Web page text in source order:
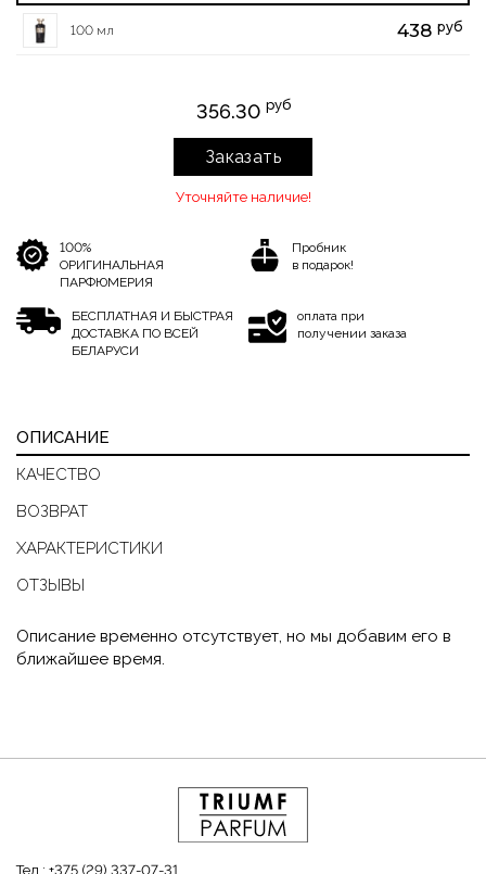
100 мл 438 руб
356.30 руб
Заказать
Уточняйте наличие!
100%
ОРИГИНАЛЬНАЯ
ПАРФЮМЕРИЯ
Пробник
в подарок!
БЕСПЛАТНАЯ И БЫСТРАЯ
ДОСТАВКА ПО ВСЕЙ
БЕЛАРУСИ
оплата при
получении заказа
ОПИСАНИЕ
КАЧЕСТВО
ВОЗВРАТ
ХАРАКТЕРИСТИКИ
ОТЗЫВЫ
Описание временно отсутствует, но мы добавим его в
ближайшее время.
Тел.: +375 (29) 337-07-31